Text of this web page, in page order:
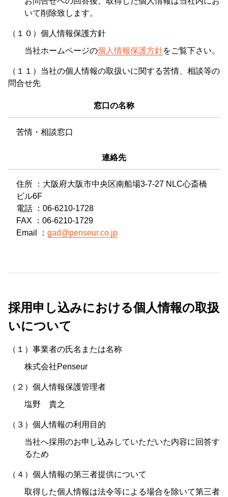
いて削除致します。
（１０）個人情報保護方針
当社ホームページの個人情報保護方針をご覧下さい。
（１１）当社の個人情報の取扱いに関する苦情、相談等の
問合せ先
窓口の名称
苦情・相談窓口
連絡先
住所 ：大阪府大阪市中央区南船場3-7-27 NLC心斎橋
ビル6F
電話 ：06-6210-1728
FAX ：06-6210-1729
Email ： gad@penseur.co.jp
採用申し込みにおける個人情報の取扱
いについて
（１）事業者の氏名または名称
株式会社Penseur
（２）個人情報保護管理者
塩野 貴之
（３）個人情報の利用目的
当社へ採用のお申し込みしていただいた内容に回答す
るため
（４）個人情報の第三者提供について
取得した個人情報は法令等による場合を除いて第三者